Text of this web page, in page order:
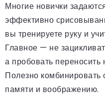
Многие новички
эффективно
вы тренируете руку и
Главное — не
а пробовать
Полезно комбинировать
памяти и воображению.